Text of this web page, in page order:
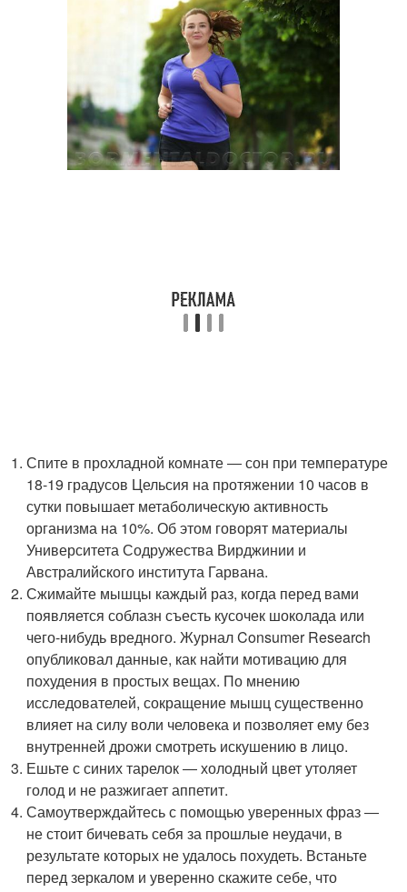
Спите в прохладной комнате ― сон при температуре
18-19 градусов Цельсия на протяжении 10 часов в
сутки повышает метаболическую активность
организма на 10%. Об этом говорят материалы
Университета Содружества Вирджинии и
Австралийского института Гарвана.
Сжимайте мышцы каждый раз, когда перед вами
появляется соблазн съесть кусочек шоколада или
чего-нибудь вредного. Журнал Consumer Research
опубликовал данные, как найти мотивацию для
похудения в простых вещах. По мнению
исследователей, сокращение мышц существенно
влияет на силу воли человека и позволяет ему без
внутренней дрожи смотреть искушению в лицо.
Ешьте с синих тарелок ― холодный цвет утоляет
голод и не разжигает аппетит.
Самоутверждайтесь с помощью уверенных фраз ―
не стоит бичевать себя за прошлые неудачи, в
результате которых не удалось похудеть. Встаньте
перед зеркалом и уверенно скажите себе, что